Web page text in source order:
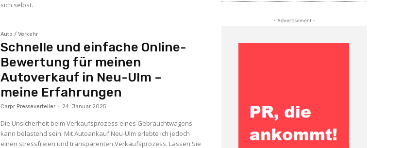
sich selbst.
Auto / Verkehr
Schnelle und einfache Online-
Bewertung für meinen
Autoverkauf in Neu-Ulm –
meine Erfahrungen
Carpr Presseverteiler - 24. Januar 2025
Die Unsicherheit beim Verkaufsprozess eines Gebrauchtwagens
kann belastend sein. Mit Autoankauf Neu-Ulm erlebte ich jedoch
einen stressfreien und transparenten Verkaufsprozess. Lassen Sie
- Advertisement -